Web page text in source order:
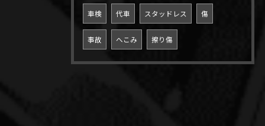
車検 代車 スタッドレス 傷
事故 へこみ 擦り傷